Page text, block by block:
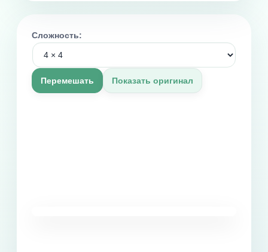
Сложность:
Перемешать Показать оригинал